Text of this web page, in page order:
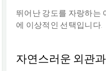
뛰어난 강도를 자랑하는
에 이상적인 선택입니다.
자연스러운 외관